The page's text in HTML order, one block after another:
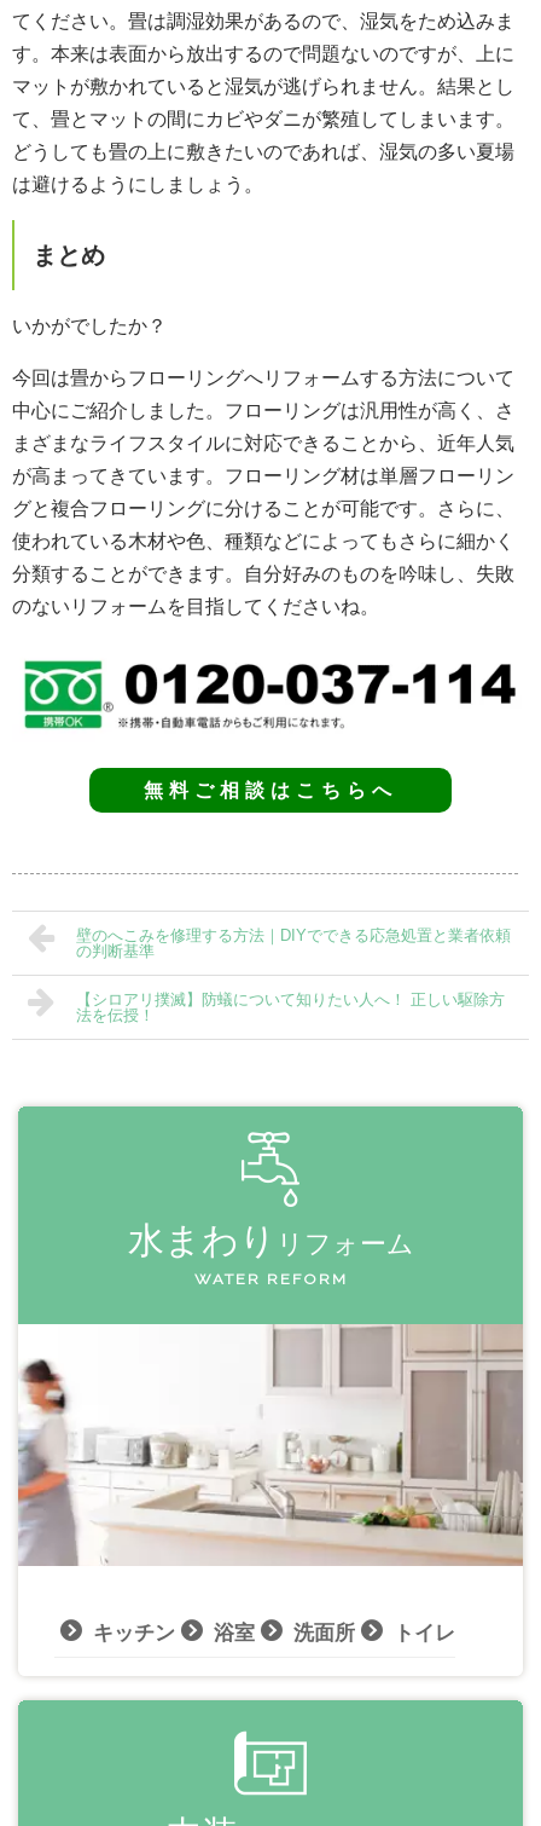
てください。畳は調湿効果があるので、湿気をため込みま
す。本来は表面から放出するので問題ないのですが、上に
マットが敷かれていると湿気が逃げられません。結果とし
て、畳とマットの間にカビやダニが繁殖してしまいます。
どうしても畳の上に敷きたいのであれば、湿気の多い夏場
は避けるようにしましょう。
まとめ
いかがでしたか？
今回は畳からフローリングへリフォームする方法について
中心にご紹介しました。フローリングは汎用性が高く、さ
まざまなライフスタイルに対応できることから、近年人気
が高まってきています。フローリング材は単層フローリン
グと複合フローリングに分けることが可能です。さらに、
使われている木材や色、種類などによってもさらに細かく
分類することができます。自分好みのものを吟味し、失敗
のないリフォームを目指してくださいね。
無料ご相談はこちらへ
壁のへこみを修理する方法｜DIYでできる応急処置と業者依頼
の判断基準
【シロアリ撲滅】防蟻について知りたい人へ！ 正しい駆除方
法を伝授！
水まわり リフォーム
WATER REFORM
キッチン 浴室 洗面所 トイレ